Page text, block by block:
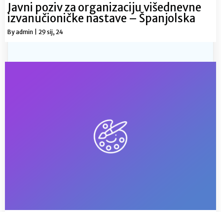
Javni poziv za organizaciju višednevne
izvanučioničke nastave – Španjolska
Byadmin 29 sij, 24